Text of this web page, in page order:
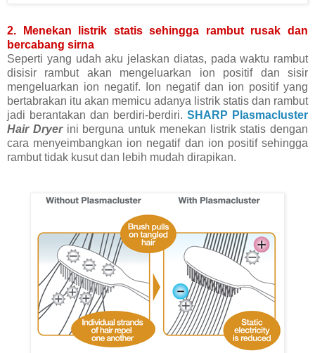
2. Menekan listrik statis sehingga rambut rusak dan
bercabang sirna
Seperti yang udah aku jelaskan diatas, pada waktu rambut
disisir rambut akan mengeluarkan ion positif dan sisir
mengeluarkan ion negatif. Ion negatif dan ion positif yang
bertabrakan itu akan memicu adanya listrik statis dan rambut
jadi berantakan dan berdiri-berdiri. SHARP Plasmacluster
Hair Dryerini berguna untuk menekan listrik statis dengan
cara menyeimbangkan ion negatif dan ion positif sehingga
rambut tidak kusut dan lebih mudah dirapikan.